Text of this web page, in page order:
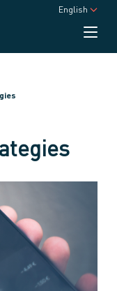
English